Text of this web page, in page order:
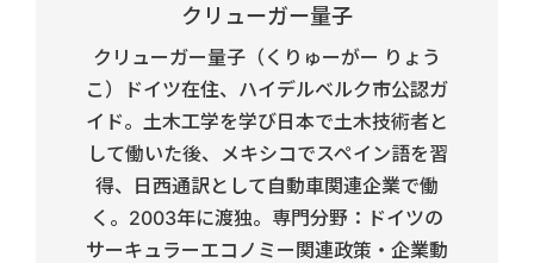
クリューガー量子
クリューガー量子（くりゅーがー りょう
こ）ドイツ在住、ハイデルベルク市公認ガ
イド。土木工学を学び日本で土木技術者と
して働いた後、メキシコでスペイン語を習
得、日西通訳として自動車関連企業で働
く。2003年に渡独。専門分野：ドイツの
サーキュラーエコノミー関連政策・企業動